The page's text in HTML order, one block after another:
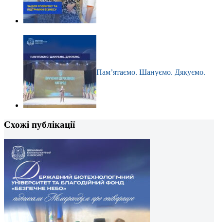
Пам’ятаємо. Шануємо. Дякуємо.
Схожі публікації